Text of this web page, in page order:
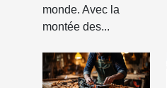
monde. Avec la
montée des...